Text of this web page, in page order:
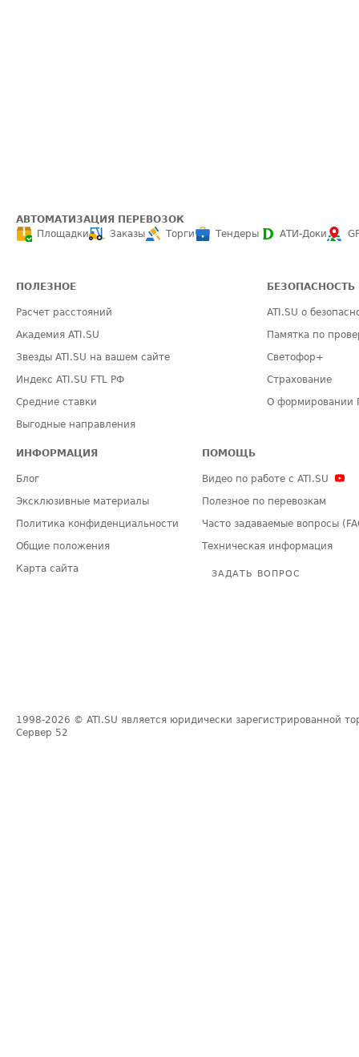
АВТОМАТИЗАЦИЯ ПЕРЕВОЗОК
Площадки
Заказы Торги Тендеры АТИ-Доки
ПОЛЕЗНОЕ
Расчет расстояний
Академия ATI.SU
Звезды ATI.SU на вашем сайте
Индекс ATI.SU FTL РФ
Средние ставки
Выгодные направления
БЕЗОПАСНОСТЬ
ATI.SU о
Памятка по
Светофор+
Страхование
О формировании
ИНФОРМАЦИЯ
Блог
Эксклюзивные материалы
Политика конфиденциальности
Общие положения
Карта сайта
ПОМОЩЬ
Видео по работе с ATI.SU
Полезное по перевозкам
Часто задаваемые вопросы
Техническая информация
ЗАДАТЬ ВОПРОС
1998-2026 © ATI.SU является юридически зарегистрированной
Сервер 52